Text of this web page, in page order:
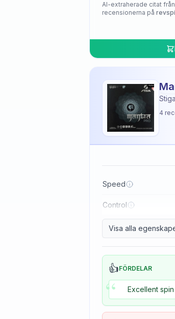
AI-extraherade citat
recensionerna på
Stiga
4
Speed
Control
Visa alla
👍FÖRDELAR
“ Excellent